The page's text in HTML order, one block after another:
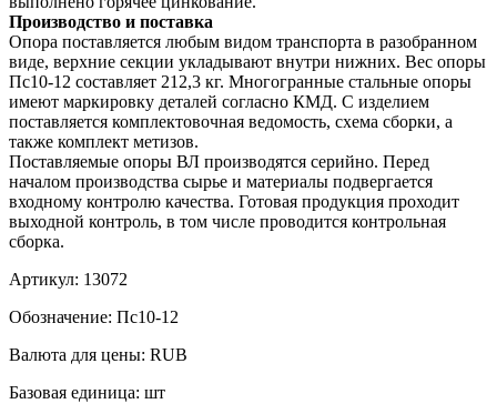
Производство и поставка
Опора поставляется любым видом транспорта в разобранном
виде, верхние секции укладывают внутри нижних. Вес опоры
Пс10-12 составляет 212,3 кг. Многогранные стальные опоры
имеют маркировку деталей согласно КМД. С изделием
поставляется комплектовочная ведомость, схема сборки, а
также комплект метизов.
Поставляемые опоры ВЛ производятся серийно. Перед
началом производства сырье и материалы подвергается
входному контролю качества. Готовая продукция проходит
выходной контроль, в том числе проводится контрольная
сборка.
Артикул: 13072
Обозначение: Пс10-12
Валюта для цены: RUB
Базовая единица: шт